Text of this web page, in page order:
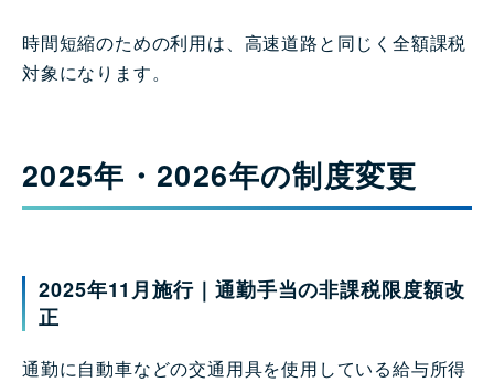
時間短縮のための利用は、高速道路と同じく全額課税
対象になります。
2025年・2026年の制度変更
2025年11月施行｜通勤手当の非課税限度額改
正
通勤に自動車などの交通用具を使用している給与所得